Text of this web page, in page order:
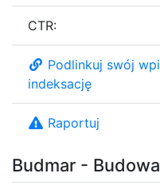
Budmar -
CTR:
Podlinkuj swój
indeksację
Raportuj